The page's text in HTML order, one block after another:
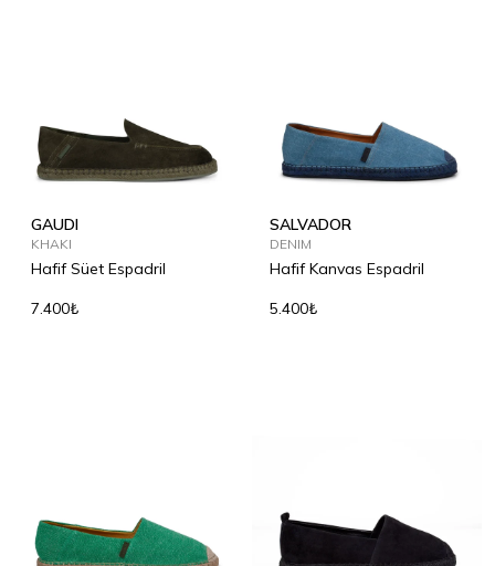
GAUDI
KHAKI
Hafif Süet Espadril
7.400₺
SALVADOR
DENIM
Hafif Kanvas Espadril
5.400₺